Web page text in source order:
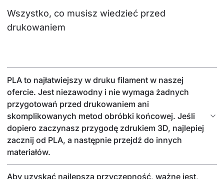
Wszystko, co musisz wiedzieć przed
drukowaniem
PLA to najłatwiejszy w druku filament w naszej
ofercie. Jest niezawodny i nie wymaga żadnych
przygotowań przed drukowaniem ani
skomplikowanych metod obróbki końcowej. Jeśli
dopiero zaczynasz przygodę zdrukiem 3D, najlepiej
zacznij od PLA, a następnie przejdź do innych
materiałów.
Aby uzyskać najlepszą przyczepność, ważne jest,